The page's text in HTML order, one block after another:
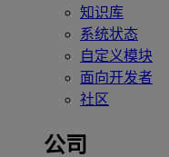
知识库
系统状态
自定义模块
面向开发者
社区
公司